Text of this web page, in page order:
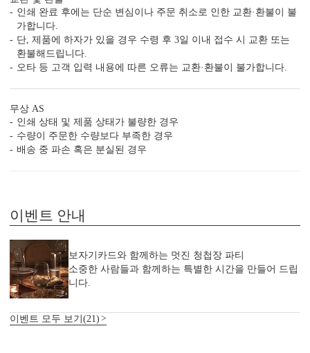
인쇄 완료 후에는 단순 변심이나 주문 취소로 인한 교환·환불이 불
가합니다.
단, 제품에 하자가 있을 경우 수령 후 3일 이내 접수 시 교환 또는
환불해드립니다.
오타 등 고객 입력 내용에 따른 오류는 교환·환불이 불가합니다.
무상 AS
인쇄 상태 및 제품 상태가 불량한 경우
수량이 주문한 수량보다 부족한 경우
배송 중 파손 혹은 분실된 경우
이벤트 안내
보자기카드와 함께하는 멋진 청첩장 파티
소중한 사람들과 함께하는 특별한 시간을 만들어 드립
니다.
이벤트 모두 보기(21)